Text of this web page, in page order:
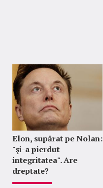
Elon, supărat pe Nolan:
"şi-a pierdut
integritatea". Are
dreptate?